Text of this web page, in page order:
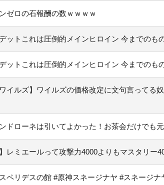
ゼロの石報酬の数ｗｗｗｗ
デットこれは圧倒的メインヒロイン 今までのも
デットこれは圧倒的メインヒロイン 今までのも
ワイルズ】ワイルズの価格改定に文句言ってる
ドローネは引いてよかった！お茶会だけでも元
】レミエールって攻撃力4000よりもマスタリー
スペリデスの館 #原神スネージナヤ #スネージ